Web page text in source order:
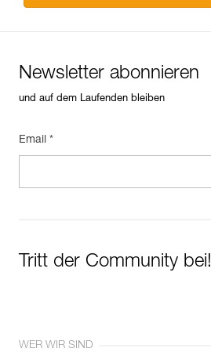
Newsletter abonnieren
und auf dem Laufenden bleiben
Email *
Tritt der Community bei!
WER WIR SIND